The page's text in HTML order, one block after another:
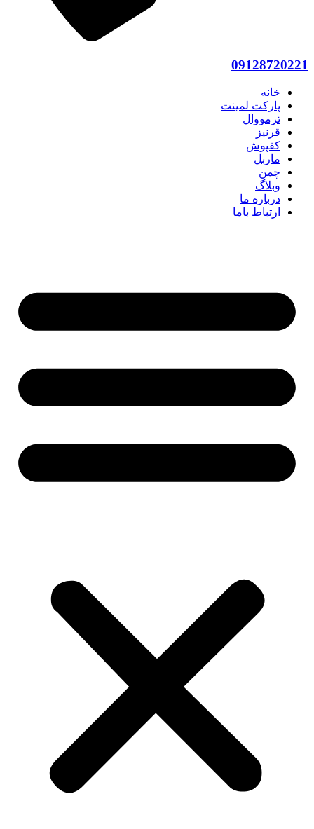
09128720221
خانه
پارکت لمینت
ترمووال
قرنیز
کفپوش
ماربل
چمن
وبلاگ
درباره ما
ارتباط باما